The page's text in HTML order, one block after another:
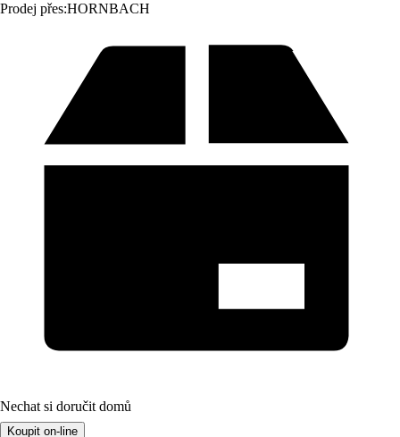
Prodej přes:HORNBACH
Nechat si doručit domů
Koupit on-line